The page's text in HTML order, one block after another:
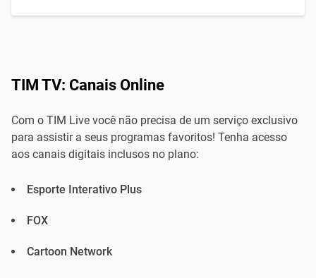
TIM TV: Canais Online
Com o TIM Live você não precisa de um serviço exclusivo
para assistir a seus programas favoritos! Tenha acesso
aos canais digitais inclusos no plano:
Esporte Interativo Plus
FOX
Cartoon Network